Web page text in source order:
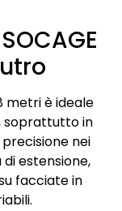
metri è ideale
soprattutto in
nei
estensione,
facciate in